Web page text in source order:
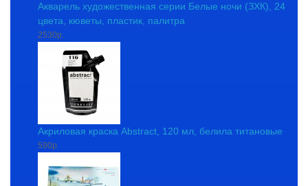
Акварель художественная серии Белые ночи (ЗХК), 24
цвета, кюветы, пластик, палитра
2530р.
Акриловая краска Abstract, 120 мл, белила титановые
590р.